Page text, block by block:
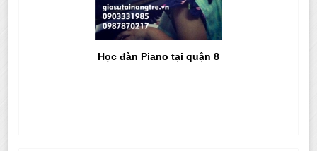
Học đàn Piano tại quận 8